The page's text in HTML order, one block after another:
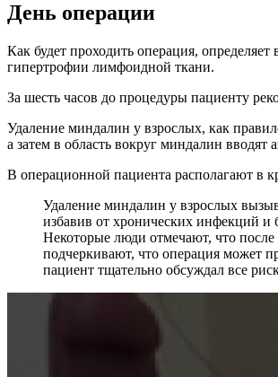
День операции
Как будет проходить операция,
гипертрофии лимфоидной ткани.
За шесть часов до процедуры пациенту
Удаление миндалин у взрослых, как
а затем в область вокруг миндалин вводят
В операционной пациента располагают в
Удаление миндалин у взрослых
избавив от хронических инфекций и
Некоторые люди отмечают, что
подчеркивают, что операция может
пациент тщательно обсуждал все